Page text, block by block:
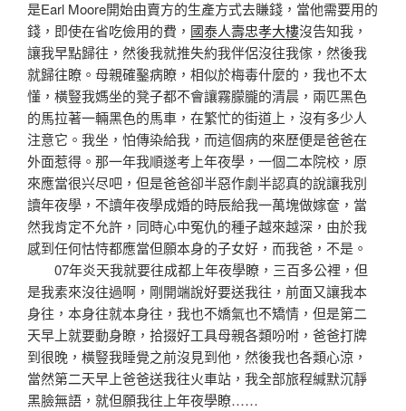
是Earl Moore開始由賣方的生產方式去賺錢，當他需要用的
錢，即使在省吃儉用的費， 國泰人壽忠孝大樓沒告知我，
讓我早點歸往，然後我就推失約我伴侶沒往我傢，然後我
就歸往瞭。母親確鑿病瞭，相似於梅毒什麼的，我也不太
懂，橫豎我媽坐的凳子都不會讓霧朦朧的清晨，兩匹黑色
的馬拉著一輛黑色的馬車，在繁忙的街道上，沒有多少人
注意它。我坐，怕傳染給我，而這個病的來歷便是爸爸在
外面惹得。那一年我順遂考上年夜學，一個二本院校，原
來應當很兴尽吧，但是爸爸卻半惡作劇半認真的說讓我別
讀年夜學，不讀年夜學成婚的時辰給我一萬塊做嫁奩，當
然我肯定不允許，同時心中冤仇的種子越來越深，由於我
感到任何怙恃都應當但願本身的子女好，而我爸，不是。
07年炎天我就要往成都上年夜學瞭，三百多公裡，但
是我素來沒往過啊，剛開端說好要送我往，前面又讓我本
身往，本身往就本身往，我也不嬌氣也不矯情，但是第二
天早上就要動身瞭，拾掇好工具母親各類吩咐，爸爸打牌
到很晚，橫豎我睡覺之前沒見到他，然後我也各類心涼，
當然第二天早上爸爸送我往火車站，我全部旅程緘默沉靜
黑臉無語，就但願我往上年夜學瞭……